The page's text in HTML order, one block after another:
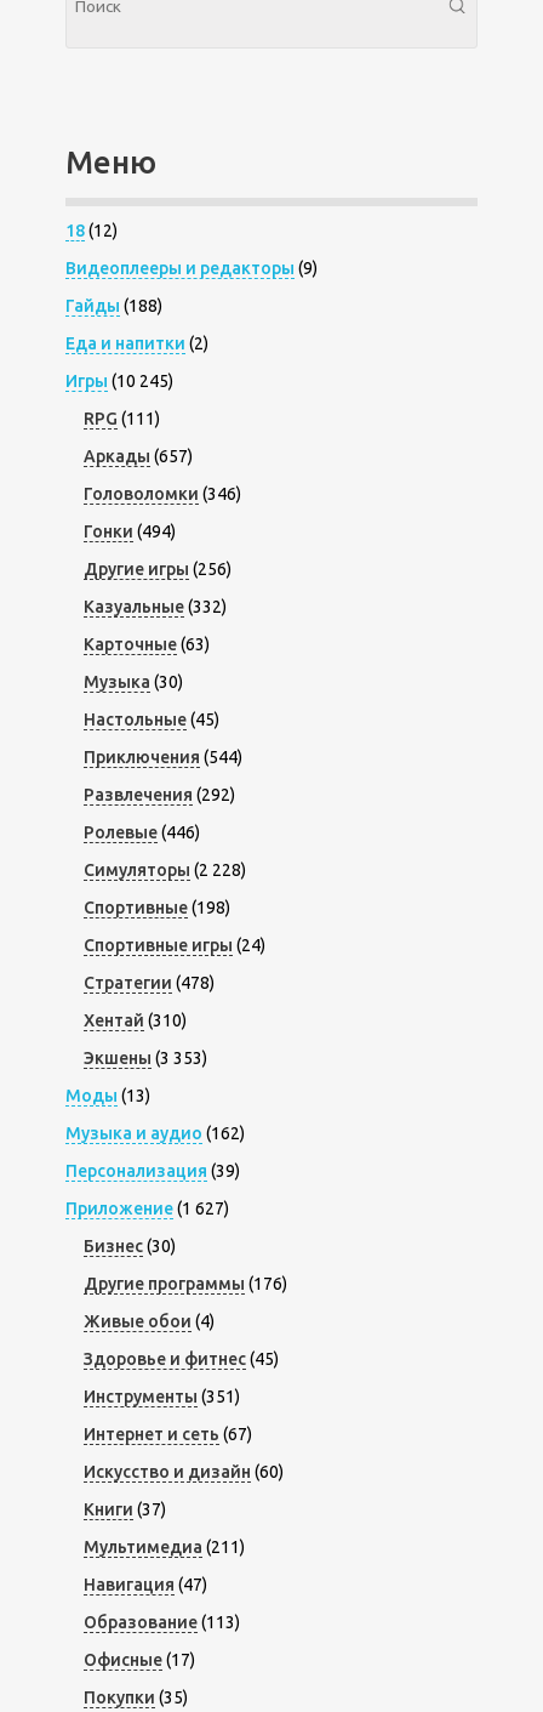
Меню
18(12)
Видеоплееры и редакторы (9)
Гайды (188)
Еда и напитки (2)
Игры (10 245)
RPG (111)
Аркады (657)
Головоломки (346)
Гонки (494)
Другие игры (256)
Казуальные(332)
Карточные(63)
Музыка (30)
Настольные(45)
Приключения (544)
Развлечения (292)
Ролевые(446)
Симуляторы (2 228)
Спортивные(198)
Спортивные игры (24)
Стратегии (478)
Хентай (310)
Экшены (3 353)
Моды (13)
Музыка и аудио (162)
Персонализация (39)
Приложение(1 627)
Бизнес(30)
Другие программы (176)
Живые обои (4)
Здоровье и фитнес(45)
Инструменты (351)
Интернет и сеть (67)
Искусство и дизайн (60)
Книги (37)
Мультимедиа (211)
Навигация (47)
Образование(113)
Офисные(17)
Покупки (35)